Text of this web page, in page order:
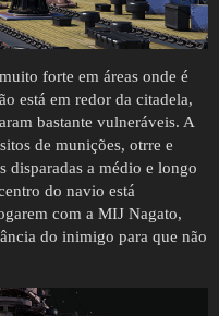
forte em áreas onde é
está em redor da citadela,
bastante vulneráveis. A
de munições, otrre e
disparadas a médio e longo
do navio está
com a MIJ Nagato,
do inimigo para que não